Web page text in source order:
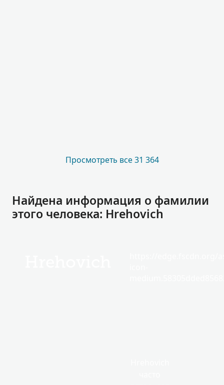
Просмотреть все 31 364
Найдена информация о фамилии
этого человека: Hrehovich